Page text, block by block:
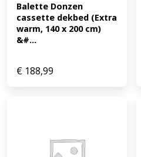
Balette Donzen
cassette dekbed (Extra
warm, 140 x 200 cm)
&#...
€ 188,99